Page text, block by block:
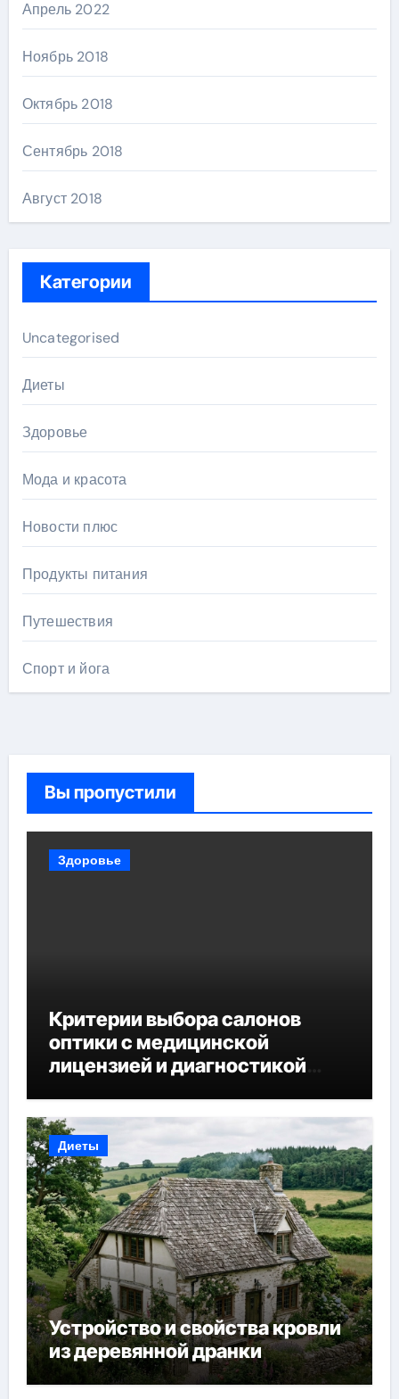
Апрель 2022
Ноябрь 2018
Октябрь 2018
Сентябрь 2018
Август 2018
Категории
Uncategorised
Диеты
Здоровье
Мода и красота
Новости плюс
Продукты питания
Путешествия
Спорт и йога
Вы пропустили
Здоровье
Критерии выбора салонов
оптики с медицинской
лицензией и диагностикой
Диеты
Устройство и свойства кровли
из деревянной дранки